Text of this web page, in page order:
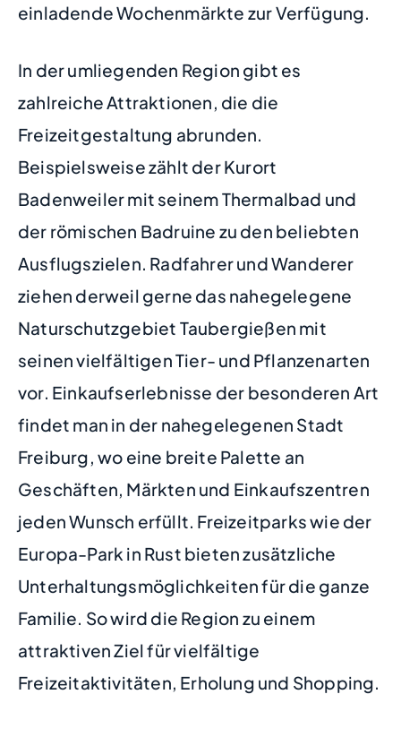
einladende Wochenmärkte zur Verfügung.
In der umliegenden Region gibt es
zahlreiche Attraktionen, die die
Freizeitgestaltung abrunden.
Beispielsweise zählt der Kurort
Badenweiler mit seinem Thermalbad und
der römischen Badruine zu den beliebten
Ausflugszielen. Radfahrer und Wanderer
ziehen derweil gerne das nahegelegene
Naturschutzgebiet Taubergießen mit
seinen vielfältigen Tier- und Pflanzenarten
vor. Einkaufserlebnisse der besonderen Art
findet man in der nahegelegenen Stadt
Freiburg, wo eine breite Palette an
Geschäften, Märkten und Einkaufszentren
jeden Wunsch erfüllt. Freizeitparks wie der
Europa-Park in Rust bieten zusätzliche
Unterhaltungsmöglichkeiten für die ganze
Familie. So wird die Region zu einem
attraktiven Ziel für vielfältige
Freizeitaktivitäten, Erholung und Shopping.